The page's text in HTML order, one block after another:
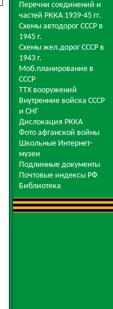
Перечни соединений и
частей РККА 1939-45 гг.
Схемы автодорог СССР в
1945 г.
Схемы жел.дорог СССР в
1943 г.
Моб.планирование в
СССР
ТТХ вооружений
Внутренние войска СССР
и СНГ
Дислокация РККА
Фото афганской войны
Школьные Интернет-
музеи
Подлинные документы
Почтовые индексы РФ
Библиотека